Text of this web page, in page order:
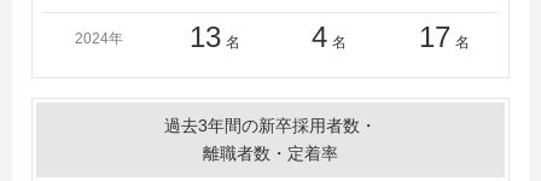
2024年 13 名 4 名 17 名
過去3年間の新卒採用者数・
離職者数・定着率